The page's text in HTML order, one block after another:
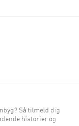
Så tilmeld dig
historier og